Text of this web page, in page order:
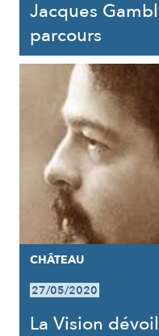
Jacques
parcours
CHÂTEAU
27/05/2020
La Vision